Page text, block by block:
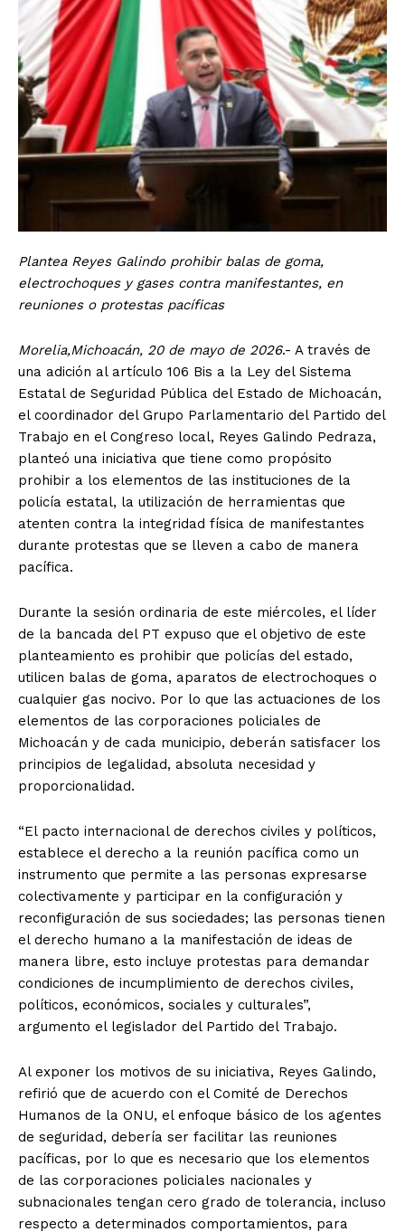
Plantea Reyes Galindo prohibir balas de goma,
electrochoques y gases contra manifestantes, en
reuniones o protestas pacíficas
Morelia,Michoacán, 20 de mayo de 2026.- A través de
una adición al artículo 106 Bis a la Ley del Sistema
Estatal de Seguridad Pública del Estado de Michoacán,
el coordinador del Grupo Parlamentario del Partido del
Trabajo en el Congreso local, Reyes Galindo Pedraza,
planteó una iniciativa que tiene como propósito
prohibir a los elementos de las instituciones de la
policía estatal, la utilización de herramientas que
atenten contra la integridad física de manifestantes
durante protestas que se lleven a cabo de manera
pacífica.
Durante la sesión ordinaria de este miércoles, el líder
de la bancada del PT expuso que el objetivo de este
planteamiento es prohibir que policías del estado,
utilicen balas de goma, aparatos de electrochoques o
cualquier gas nocivo. Por lo que las actuaciones de los
elementos de las corporaciones policiales de
Michoacán y de cada municipio, deberán satisfacer los
principios de legalidad, absoluta necesidad y
proporcionalidad.
“El pacto internacional de derechos civiles y políticos,
establece el derecho a la reunión pacífica como un
instrumento que permite a las personas expresarse
colectivamente y participar en la configuración y
reconfiguración de sus sociedades; las personas tienen
el derecho humano a la manifestación de ideas de
manera libre, esto incluye protestas para demandar
condiciones de incumplimiento de derechos civiles,
políticos, económicos, sociales y culturales”,
argumento el legislador del Partido del Trabajo.
Al exponer los motivos de su iniciativa, Reyes Galindo,
refirió que de acuerdo con el Comité de Derechos
Humanos de la ONU, el enfoque básico de los agentes
de seguridad, debería ser facilitar las reuniones
pacíficas, por lo que es necesario que los elementos
de las corporaciones policiales nacionales y
subnacionales tengan cero grado de tolerancia, incluso
respecto a determinados comportamientos, para